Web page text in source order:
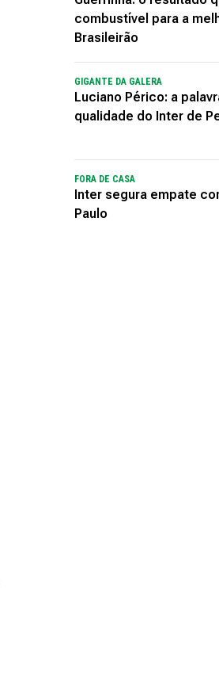
combustível para a
Brasileirão
GIGANTE DA GALERA
Luciano Périco: a
qualidade do Inter de
FORA DE CASA
Inter segura empate
Paulo